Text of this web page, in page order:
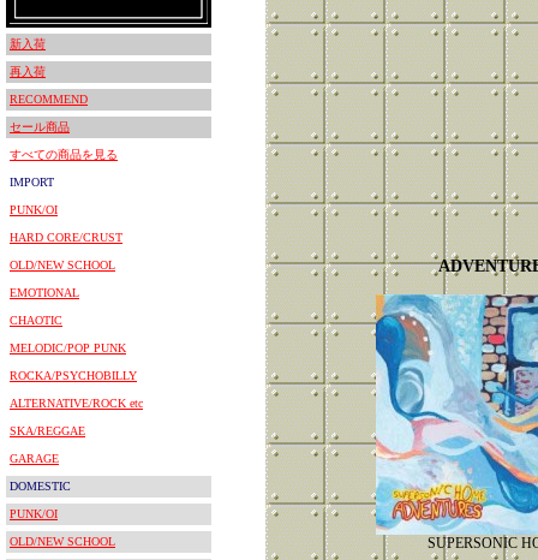
新入荷
再入荷
RECOMMEND
セール商品
すべての商品を見る
IMPORT
PUNK/OI
HARD CORE/CRUST
OLD/NEW SCHOOL
EMOTIONAL
CHAOTIC
MELODIC/POP PUNK
ROCKA/PSYCHOBILLY
ALTERNATIVE/ROCK etc
SKA/REGGAE
GARAGE
DOMESTIC
PUNK/OI
OLD/NEW SCHOOL SUPERSONIC